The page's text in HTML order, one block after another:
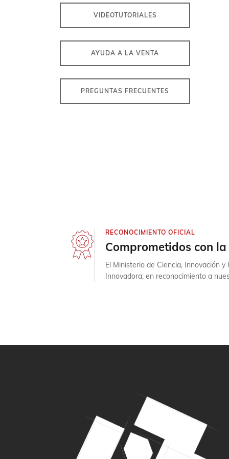
VIDEOTUTORIALES
AYUDA A LA VENTA
PREGUNTAS FRECUENTES
RECONOCIMIENTO OFICIAL
Comprometidos con
El Ministerio de Ciencia, Innovación
Innovadora, en reconocimiento a